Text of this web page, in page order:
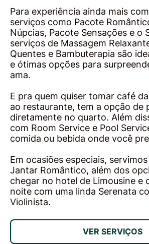
Para experiência ainda mais
serviços como Pacote
Núpcias, Pacote Sensações e o
serviços de Massagem
Quentes e Bambuterapia são
e ótimas opções para
ama.
E pra quem quiser tomar café
ao restaurante, tem a opção de
diretamente no quarto. Além
com Room Service e Pool
comida ou bebida onde você
Em ocasiões especiais,
Jantar Romântico, além dos
chegar no hotel de Limousine e
noite com uma linda Serenata
Violinista.
VER SERVIÇOS